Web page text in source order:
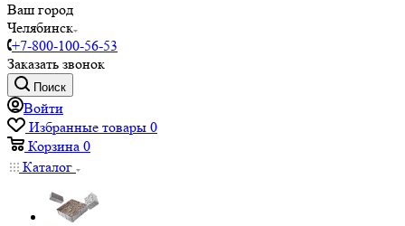
Ваш город
Челябинск
+7-800-100-56-53
Заказать звонок
Поиск
Войти
Избранные товары 0
Корзина 0
Каталог